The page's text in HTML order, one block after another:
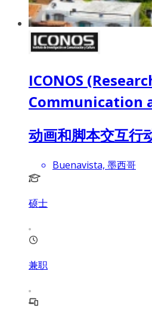
ICONOS
Communication
动画和脚本交互行
Buenavista, 墨西哥
硕士
兼职